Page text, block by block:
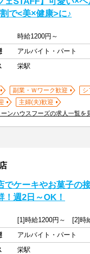
で<美×健康>に♪
時給1200円～
アルバイト・パート
栄駅
副業・Ｗワーク歓迎
シ
主婦(夫)歓迎
ンハウスフーズの求人一覧を
でケーキやお菓子の
！週2日～OK！
[1]時給1200円～ [2]時
アルバイト・パート
栄駅